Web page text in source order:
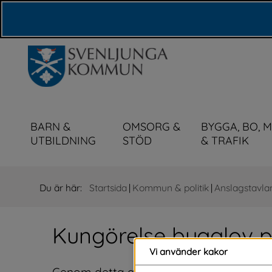
BARN &
UTBILDNING
OMSORG &
STÖD
BYGGA, BO,
& TRAFIK
Du är här: Startsida | Kommun & politik |
Kungörelse bygglov
Vi använder kakor